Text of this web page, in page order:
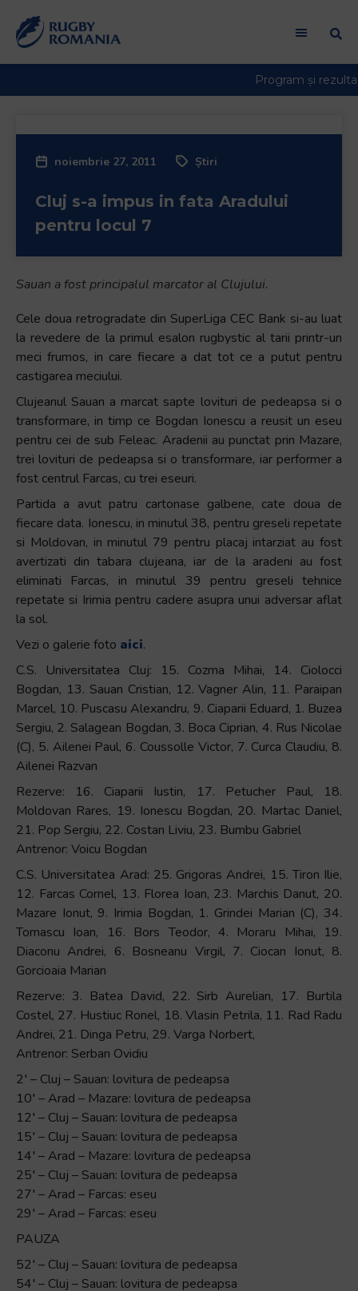
noiembrie 27, 2011 Știri
Cluj s-a impus in fata Aradului
pentru locul 7
Sauan a fost principalul marcator al Clujului.
Cele doua retrogradate din SuperLiga CEC Bank si-au luat
la revedere de la primul esalon rugbystic al tarii printr-un
meci frumos, in care fiecare a dat tot ce a putut pentru
castigarea meciului.
Clujeanul Sauan a marcat sapte lovituri de pedeapsa si o
transformare, in timp ce Bogdan Ionescu a reusit un eseu
pentru cei de sub Feleac. Aradenii au punctat prin Mazare,
trei lovituri de pedeapsa si o transformare, iar performer a
fost centrul Farcas, cu trei eseuri.
Partida a avut patru cartonase galbene, cate doua de
fiecare data. Ionescu, in minutul 38, pentru greseli repetate
si Moldovan, in minutul 79 pentru placaj intarziat au fost
avertizati din tabara clujeana, iar de la aradeni au fost
eliminati Farcas, in minutul 39 pentru greseli tehnice
repetate si Irimia pentru cadere asupra unui adversar aflat
la sol.
Vezi o galerie foto aici.
C.S. Universitatea Cluj: 15. Cozma Mihai, 14. Ciolocci
Bogdan, 13. Sauan Cristian, 12. Vagner Alin, 11. Paraipan
Marcel, 10. Puscasu Alexandru, 9. Ciaparii Eduard, 1. Buzea
Sergiu, 2. Salagean Bogdan, 3. Boca Ciprian, 4. Rus Nicolae
(C), 5. Ailenei Paul, 6. Coussolle Victor, 7. Curca Claudiu, 8.
Ailenei Razvan
Rezerve: 16. Ciaparii Iustin, 17. Petucher Paul, 18.
Moldovan Rares, 19. Ionescu Bogdan, 20. Martac Daniel,
21. Pop Sergiu, 22. Costan Liviu, 23. Bumbu Gabriel
Antrenor: Voicu Bogdan
C.S. Universitatea Arad: 25. Grigoras Andrei, 15. Tiron Ilie,
12. Farcas Cornel, 13. Florea Ioan, 23. Marchis Danut, 20.
Mazare Ionut, 9. Irimia Bogdan, 1. Grindei Marian (C), 34.
Tomascu Ioan, 16. Bors Teodor, 4. Moraru Mihai, 19.
Diaconu Andrei, 6. Bosneanu Virgil, 7. Ciocan Ionut, 8.
Gorcioaia Marian
Rezerve: 3. Batea David, 22. Sirb Aurelian, 17. Burtila
Costel, 27. Hustiuc Ronel, 18. Vlasin Petrila, 11. Rad Radu
Andrei, 21. Dinga Petru, 29. Varga Norbert,
Antrenor: Serban Ovidiu
2′ – Cluj – Sauan: lovitura de pedeapsa
10′ – Arad – Mazare: lovitura de pedeapsa
12′ – Cluj – Sauan: lovitura de pedeapsa
15′ – Cluj – Sauan: lovitura de pedeapsa
14′ – Arad – Mazare: lovitura de pedeapsa
25′ – Cluj – Sauan: lovitura de pedeapsa
27′ – Arad – Farcas: eseu
29′ – Arad – Farcas: eseu
PAUZA
52′ – Cluj – Sauan: lovitura de pedeapsa
54′ – Cluj – Sauan: lovitura de pedeapsa